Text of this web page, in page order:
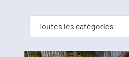
Toutes les catégories